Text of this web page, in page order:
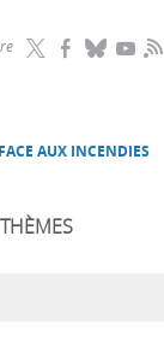
RSS
AUX INCENDIES